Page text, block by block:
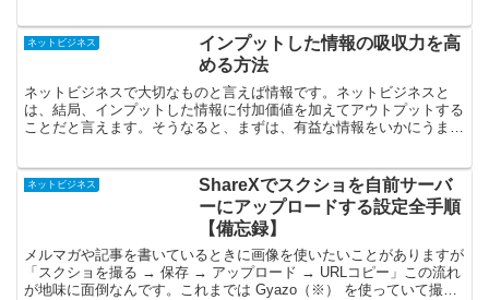
ネットビジネス
インプットした情報の吸収力を高
める方法
ネットビジネスで大切なものと言えば情報です。ネットビジネスと
は、結局、インプットした情報に付加価値を加えてアウトプットする
ことだと言えます。そうなると、まずは、有益な情報をいかにうまく
ネットビジネス
ShareXでスクショを自前サーバ
ーにアップロードする設定全手順
【備忘録】
メルマガや記事を書いているときに画像を使いたいことがありますが
「スクショを撮る → 保存 → アップロード → URLコピー」この流れ
が地味に面倒なんです。これまでは Gyazo（※） を使っていて撮っ